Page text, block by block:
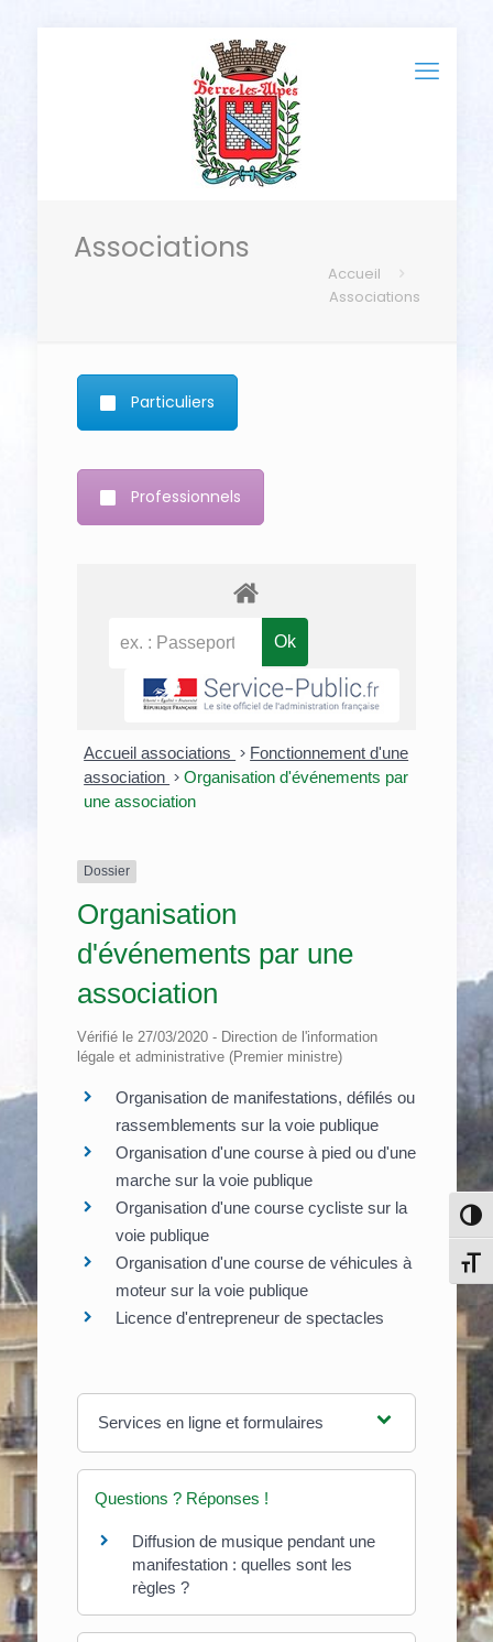
Associations
Accueil
Associations
Particuliers
Professionnels
Accueil associations > Fonctionnement d'une
association > Organisation d'événements par
une association
Dossier
Organisation
d'événements par une
association
Vérifié le 27/03/2020 - Direction de l'information
légale et administrative (Premier ministre)
Organisation de manifestations, défilés ou
rassemblements sur la voie publique
Organisation d'une course à pied ou d'une
marche sur la voie publique
Organisation d'une course cycliste sur la
voie publique
Organisation d'une course de véhicules à
moteur sur la voie publique
Licence d'entrepreneur de spectacles
Services en ligne et formulaires
Questions ? Réponses !
Diffusion de musique pendant une
manifestation : quelles sont les
règles ?